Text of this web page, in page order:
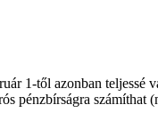
1-től azonban teljessé
pénzbírságra